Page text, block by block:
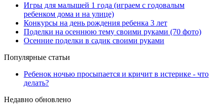
Игры для малышей 1 года (играем с годовалым
ребенком дома и на улице)
Конкурсы на день рождения ребенка 3 лет
Поделки на осеннюю тему своими руками (70 фото)
Осенние поделки в садик своими руками
Популярные статьи
Ребенок ночью просыпается и кричит в истерике - что
делать?
Недавно обновлено